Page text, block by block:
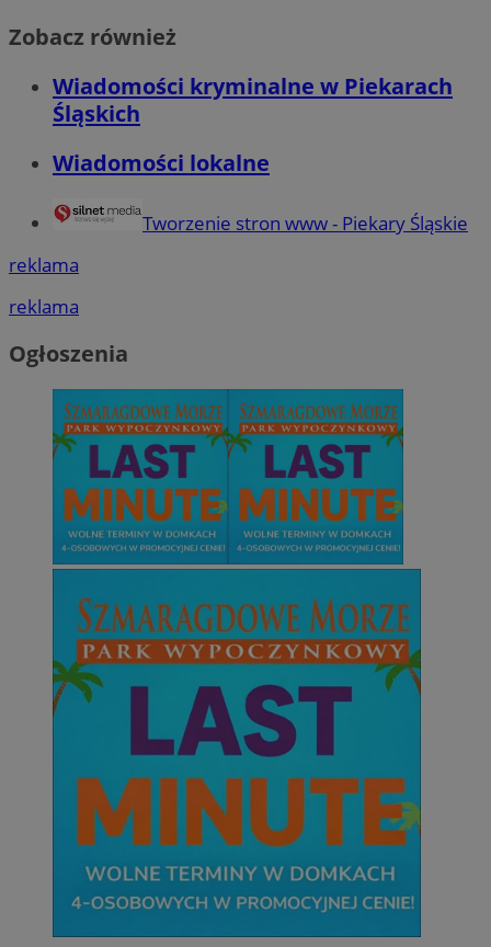
Zobacz również
Wiadomości kryminalne w Piekarach
Śląskich
Wiadomości lokalne
Tworzenie stron www - Piekary Śląskie
reklama
reklama
Ogłoszenia